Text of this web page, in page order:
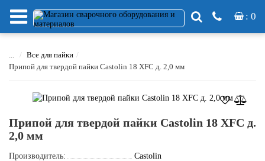
: 0
...
Все для пайки
Припой для твердой пайки Castolin 18 XFC д. 2,0 мм
Припой для твердой пайки Castolin 18 XFC д.
2,0 мм
Производитель:
Castolin